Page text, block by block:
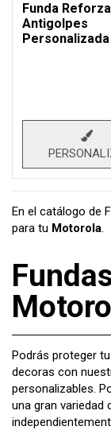
Funda
Antigolpes
Personalizada
En el catálogo de
para tu Motorola.
Podrás proteger
decoras con
personalizables.
una gran variedad